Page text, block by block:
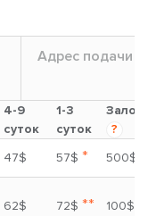
Адрес подачи
4-9
суток
1-3
суток
Залог
?
47$ 57$ *
500$
62$ 72$ ** 100$